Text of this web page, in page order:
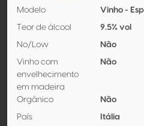
Modelo Vinho -
Teor de álcool 9.5% vol
No/Low Não
Vinho com
envelhecimento
em madeira
Não
Orgânico Não
País Itália